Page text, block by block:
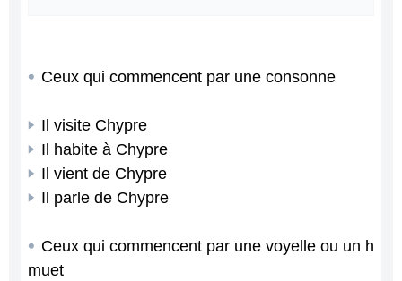
Ceux qui commencent par une consonne
Il visite Chypre
Il habite à Chypre
Il vient de Chypre
Il parle de Chypre
Ceux qui commencent par une voyelle ou un h
muet